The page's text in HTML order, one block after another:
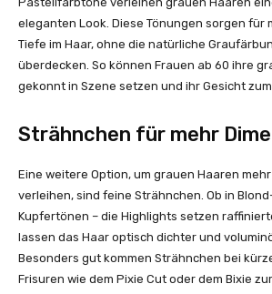
eleganten Look. Diese Tönungen sorgen für
Tiefe im Haar, ohne die natürliche
überdecken. So können Frauen ab 60 ihre
gekonnt in Szene setzen und ihr Gesicht
Strähnchen für mehr
Eine weitere Option, um grauen Haaren
verleihen, sind feine Strähnchen. Ob in
Kupfertönen – die Highlights setzen
lassen das Haar optisch dichter und
Besonders gut kommen Strähnchen bei
Frisuren wie dem Pixie Cut oder dem Bixie